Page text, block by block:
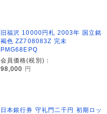
旧福沢 10000円札 2003年 国立銘
褐色 ZZ708083Z 完未
PMG68EPQ
会員価格(税別)：
98,000 円
日本銀行券 守礼門二千円 初期ロッ